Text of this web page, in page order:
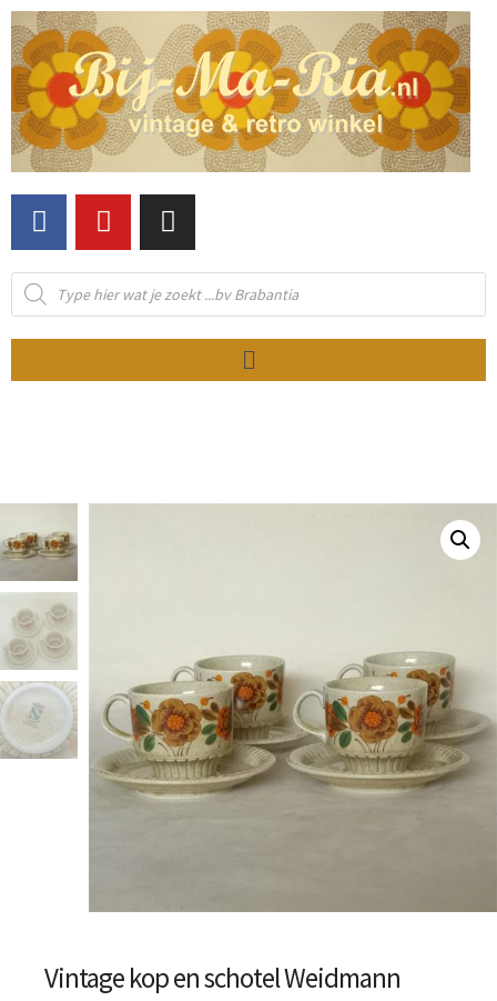
Vintage kop en schotel Weidmann